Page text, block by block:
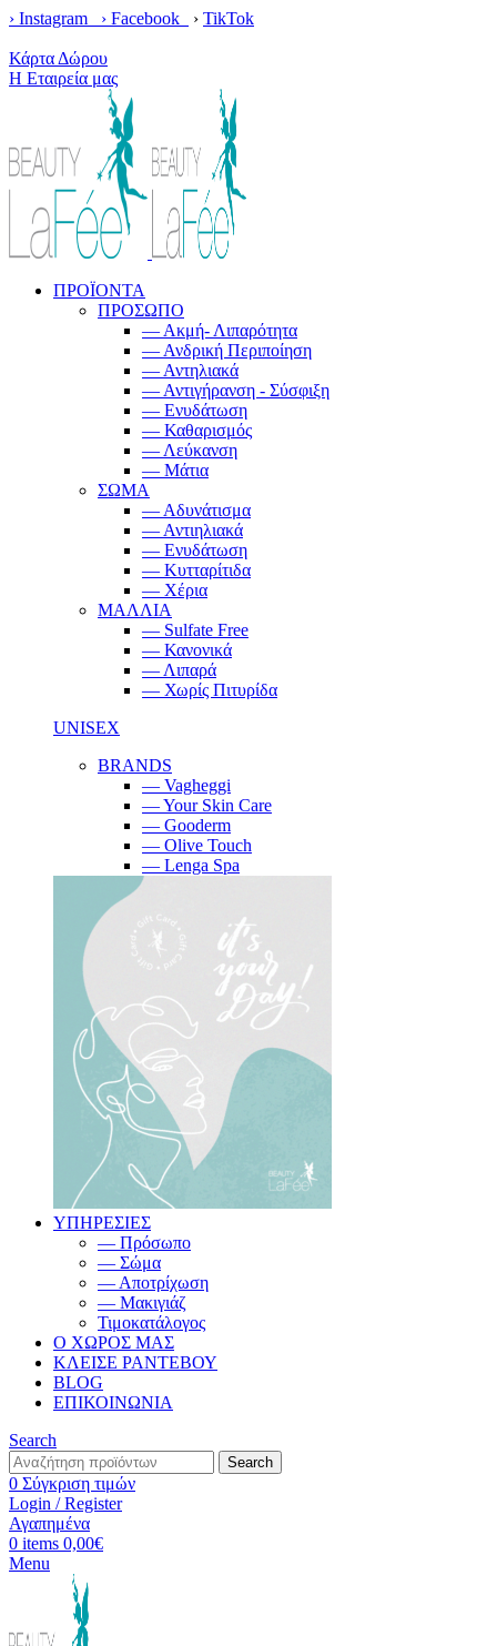
› Instagram › Facebook › TikTok
Κάρτα Δώρου
Η Εταιρεία μας
ΠΡΟΪΟΝΤΑ
ΠΡΟΣΩΠΟ
— Ακμή- Λιπαρότητα
— Ανδρική Περιποίηση
— Αντηλιακά
— Αντιγήρανση - Σύσφιξη
— Ενυδάτωση
— Καθαρισμός
— Λεύκανση
— Μάτια
ΣΩΜΑ
— Αδυνάτισμα
— Αντιηλιακά
— Ενυδάτωση
— Κυτταρίτιδα
— Χέρια
ΜΑΛΛΙΑ
— Sulfate Free
— Κανονικά
— Λιπαρά
— Χωρίς Πιτυρίδα
UNISEX
BRANDS
— Vagheggi
— Your Skin Care
— Gooderm
— Olive Touch
— Lenga Spa
ΥΠΗΡΕΣΙΕΣ
— Πρόσωπο
— Σώμα
— Αποτρίχωση
— Μακιγιάζ
Τιμοκατάλογος
Ο ΧΩΡΟΣ ΜΑΣ
ΚΛΕΙΣΕ ΡΑΝΤΕΒΟΥ
BLOG
ΕΠΙΚΟΙΝΩΝΙΑ
Search
Search
0 Σύγκριση τιμών
Login / Register
Αγαπημένα
0 items 0,00€
Menu